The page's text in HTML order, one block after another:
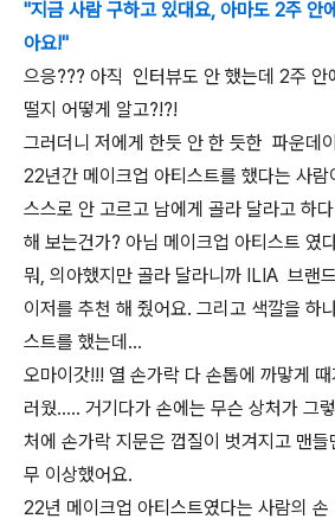
"지금 사람 구하고 있대요, 아마도 2주 안
아요!"
으응??? 아직 인터뷰도 안 했는데 2주 안
떨지 어떻게 알고?!?!
그러더니 저에게 한듯 안 한 듯한 파운데
22년간 메이크업 아티스트를 했다는 사람
스스로 안 고르고 남에게 골라 달라고 하
해 보는건가? 아님 메이크업 아티스트 였
뭐, 의아했지만 골라 달라니까 ILIA 브랜
이저를 추천 해 줬어요. 그리고 색깔을 하
스트를 했는데...
오마이갓!!! 열 손가락 다 손톱에 까맣게
러웠..... 거기다가 손에는 무슨 상처가 그
처에 손가락 지문은 껍질이 벗겨지고 맨
무 이상했어요.
22년 메이크업 아티스트였다는 사람의 손